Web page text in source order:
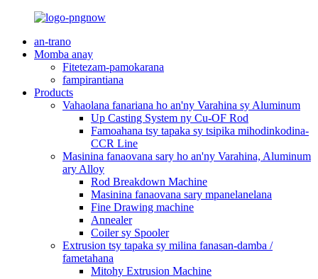
an-trano
Momba anay
Fitetezam-pamokarana
fampirantiana
Products
Vahaolana fanariana ho an'ny Varahina sy Aluminum
Up Casting System ny Cu-OF Rod
Famoahana tsy tapaka sy tsipika mihodinkodina-
CCR Line
Masinina fanaovana sary ho an'ny Varahina, Aluminum
ary Alloy
Rod Breakdown Machine
Masinina fanaovana sary mpanelanelana
Fine Drawing machine
Annealer
Coiler sy Spooler
Extrusion tsy tapaka sy milina fanasan-damba /
fametahana
Mitohy Extrusion Machine